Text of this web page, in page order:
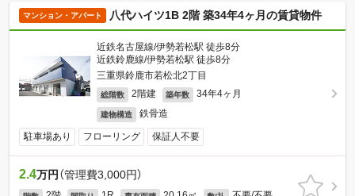
マンション・アパート 八代ハイツ1B 2階 築34年4ヶ月の賃貸物件
近鉄名古屋線/伊勢若松駅 徒歩8分
近鉄鈴鹿線/伊勢若松駅 徒歩8分
三重県鈴鹿市若松北2丁目
総階数 2階建 築年数 34年4ヶ月
建物構造 鉄骨造
駐車場あり フローリング 保証人不要
2.4万円 （管理費3,000円）